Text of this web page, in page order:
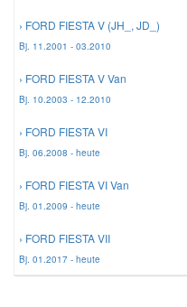
› FORD FIESTA V (JH_, JD_)
Bj. 11.2001 - 03.2010
› FORD FIESTA V Van
Bj. 10.2003 - 12.2010
› FORD FIESTA VI
Bj. 06.2008 - heute
› FORD FIESTA VI Van
Bj. 01.2009 - heute
› FORD FIESTA VII
Bj. 01.2017 - heute
Honda Ersatzteile
Hyundai Ersatzteile
Jeep Ersatzteile
Kia Ersatzteile
Lancia Ersatzteile